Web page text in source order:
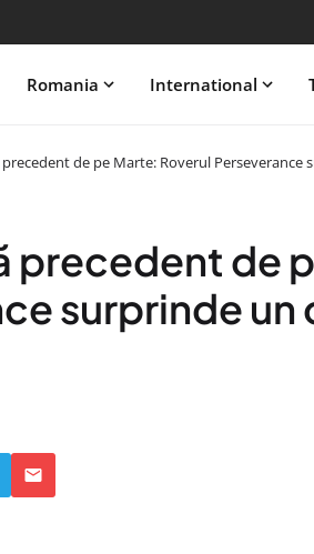
Romania International
de pe Marte: Roverul
precedent de
surprinde